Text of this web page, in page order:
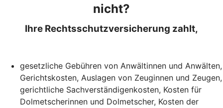
nicht?
Ihre Rechtsschutzversicherung zahlt,
gesetzliche Gebühren von Anwältinnen und Anwälten,
Gerichtskosten, Auslagen von Zeuginnen und Zeugen,
gerichtliche Sachverständigenkosten, Kosten für
Dolmetscherinnen und Dolmetscher, Kosten der